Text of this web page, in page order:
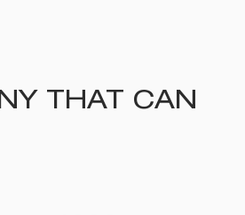
THAT CAN